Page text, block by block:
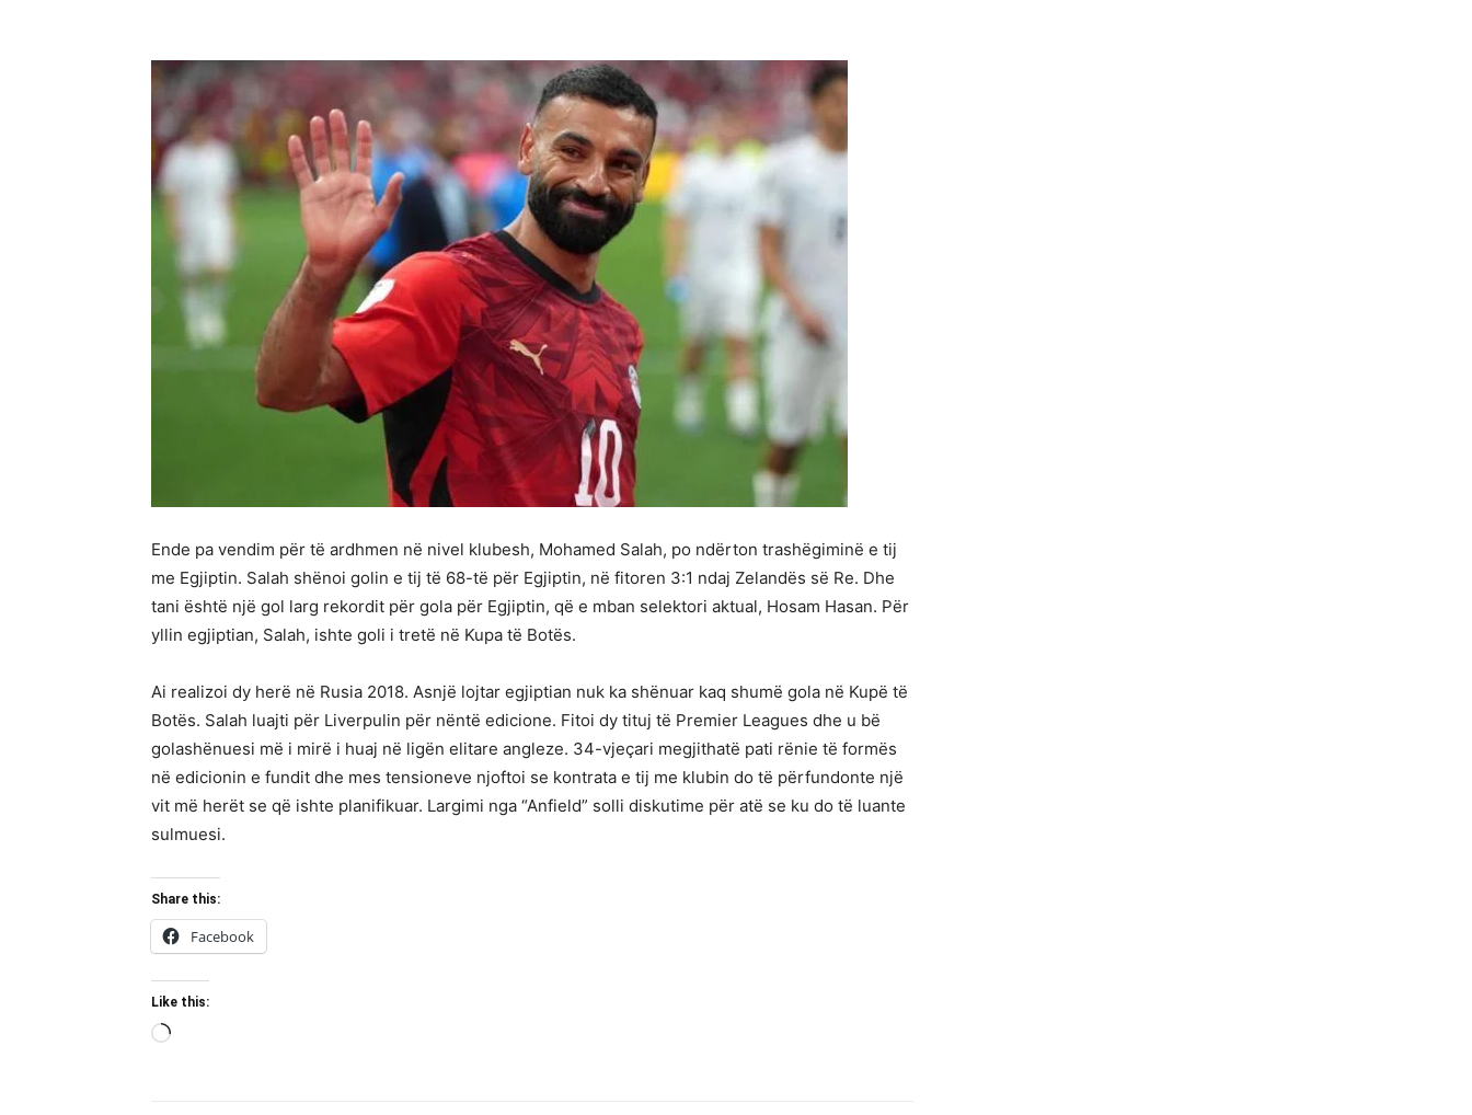
Ende pa vendim për të ardhmen në nivel klubesh, Mohamed Salah, po ndërton trashëgiminë e tij
me Egjiptin. Salah shënoi golin e tij të 68-të për Egjiptin, në fitoren 3:1 ndaj Zelandës së Re. Dhe
tani është një gol larg rekordit për gola për Egjiptin, që e mban selektori aktual, Hosam Hasan. Për
yllin egjiptian, Salah, ishte goli i tretë në Kupa të Botës.
Ai realizoi dy herë në Rusia 2018. Asnjë lojtar egjiptian nuk ka shënuar kaq shumë gola në Kupë të
Botës. Salah luajti për Liverpulin për nëntë edicione. Fitoi dy tituj të Premier Leagues dhe u bë
golashënuesi më i mirë i huaj në ligën elitare angleze. 34-vjeçari megjithatë pati rënie të formës
në edicionin e fundit dhe mes tensioneve njoftoi se kontrata e tij me klubin do të përfundonte një
vit më herët se që ishte planifikuar. Largimi nga “Anfield” solli diskutime për atë se ku do të luante
sulmuesi.
Share this:
Facebook
Like this: